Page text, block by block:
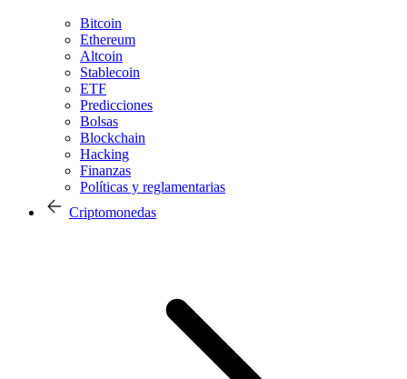
Bitcoin
Ethereum
Altcoin
Stablecoin
ETF
Predicciones
Bolsas
Blockchain
Hacking
Finanzas
Políticas y reglamentarias
Criptomonedas